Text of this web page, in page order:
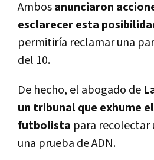
Ambosanunciaron
esclarecer esta
permitiría reclamar una
del 10.
De hecho, el abogado de
un tribunal que exhume
futbolista para recolectar
una prueba de ADN.